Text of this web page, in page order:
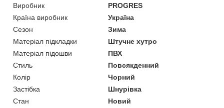
Виробник
PROGRES
Країна виробник
Україна
Сезон
Зима
Матеріал підкладки
Штучне хутро
Матеріал підошви
ПВХ
Стиль
Повсякденний
Колір
Чорний
Застібка
Шнурівка
Стан
Новий